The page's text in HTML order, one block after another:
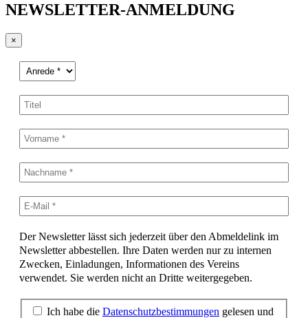
NEWSLETTER-ANMELDUNG
×
Der Newsletter lässt sich jederzeit über den Abmeldelink im
Newsletter abbestellen. Ihre Daten werden nur zu internen
Zwecken, Einladungen, Informationen des Vereins
verwendet. Sie werden nicht an Dritte weitergegeben.
Ich habe die Datenschutzbestimmungen gelesen und